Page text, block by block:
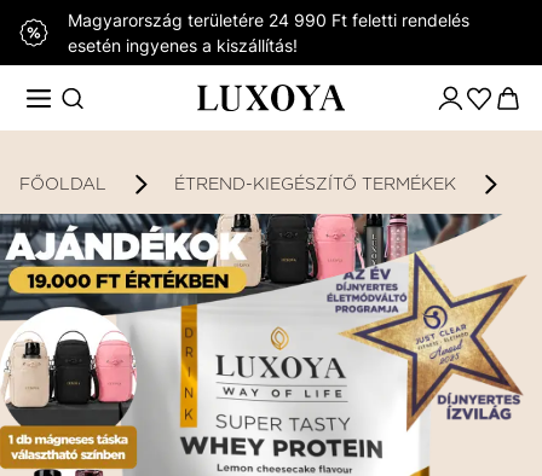
Magyarország területére 24 990 Ft feletti rendelés
esetén ingyenes a kiszállítás!
FŐOLDAL ÉTREND-KIEGÉSZÍTŐ TERMÉKEK